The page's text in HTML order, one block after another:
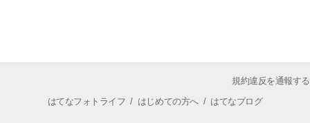
規約違反を通報する
はてなフォトライフ / はじめての方へ/ はてなブログ